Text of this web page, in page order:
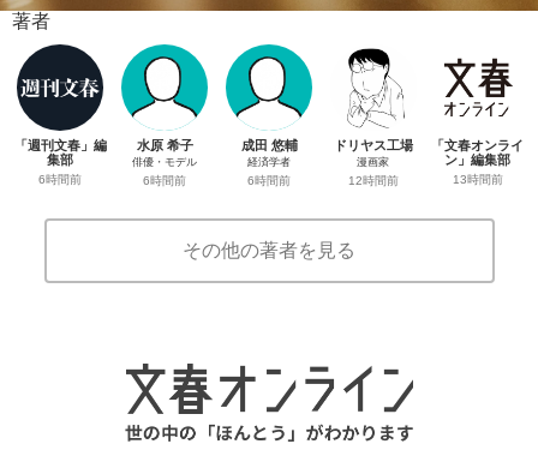
著者
「週刊文春」編
集部
6時間前
水原 希子
俳優・モデル
6時間前
成田 悠輔
経済学者
6時間前
ドリヤス工場
漫画家
12時間前
「文春オンライ
ン」編集部
13時間前
その他の著者を見る